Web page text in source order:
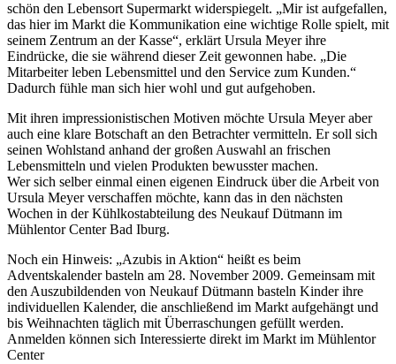
schön den Lebensort Supermarkt widerspiegelt. „Mir ist aufgefallen,
das hier im Markt die Kommunikation eine wichtige Rolle spielt, mit
seinem Zentrum an der Kasse“, erklärt Ursula Meyer ihre
Eindrücke, die sie während dieser Zeit gewonnen habe. „Die
Mitarbeiter leben Lebensmittel und den Service zum Kunden.“
Dadurch fühle man sich hier wohl und gut aufgehoben.
Mit ihren impressionistischen Motiven möchte Ursula Meyer aber
auch eine klare Botschaft an den Betrachter vermitteln. Er soll sich
seinen Wohlstand anhand der großen Auswahl an frischen
Lebensmitteln und vielen Produkten bewusster machen.
Wer sich selber einmal einen eigenen Eindruck über die Arbeit von
Ursula Meyer verschaffen möchte, kann das in den nächsten
Wochen in der Kühlkostabteilung des Neukauf Dütmann im
Mühlentor Center Bad Iburg.
Noch ein Hinweis: „Azubis in Aktion“ heißt es beim
Adventskalender basteln am 28. November 2009. Gemeinsam mit
den Auszubildenden von Neukauf Dütmann basteln Kinder ihre
individuellen Kalender, die anschließend im Markt aufgehängt und
bis Weihnachten täglich mit Überraschungen gefüllt werden.
Anmelden können sich Interessierte direkt im Markt im Mühlentor
Center